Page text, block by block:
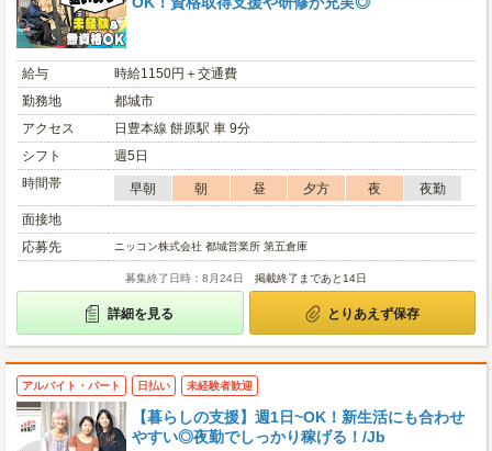
給与
時給1150円＋交通費
勤務地
都城市
アクセス
日豊本線 餅原駅 車 9分
シフト
週5日
時間帯
早朝 朝 昼 夕方 夜
夜勤
面接地
応募先
ニッコン株式会社 都城営業所 第五倉庫
募集終了日時：8月24日 掲載終了まであと14日
詳細を見る とりあえず保存
アルバイト・パート 日払い 未経験者歓迎
【暮らしの支援】週1日~OK！新生活にも合わせ
やすい◎夜勤でしっかり稼げる！/Jb